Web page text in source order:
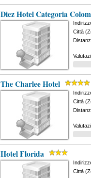
Diez Hotel Categoria
Città
The Charlee Hotel
Città
Hotel Florida
Città